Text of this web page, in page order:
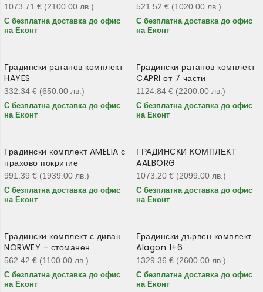
1073.71 € (2100.00 лв. )
С безплатна доставка до офис
на Еконт
521.52 € (1020.00 лв. )
С безплатна доставка до офис
на Еконт
Градински ратанов комплект
HAYES
332.34 € (650.00 лв. )
С безплатна доставка до офис
на Еконт
Градински ратанов комплект
CAPRI от 7 части
1124.84 € (2200.00 лв. )
С безплатна доставка до офис
на Еконт
Градински комплект AMELIA с
прахово покритие
991.39 € (1939.00 лв. )
С безплатна доставка до офис
на Еконт
ГРАДИНСКИ КОМПЛЕКТ
AALBORG
1073.20 € (2099.00 лв. )
С безплатна доставка до офис
на Еконт
Градински комплект с диван
NORWEY - стоманен
562.42 € (1100.00 лв. )
С безплатна доставка до офис
на Еконт
Градински дървен комплект
Alagon 1+6
1329.36 € (2600.00 лв. )
С безплатна доставка до офис
на Еконт